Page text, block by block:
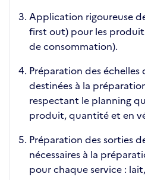
Application rigoureuse
first out) pour les
de consommation).
Préparation des échelles
destinées à la
respectant le planning
produit, quantité et en
Préparation des sorties
nécessaires à la
pour chaque service :